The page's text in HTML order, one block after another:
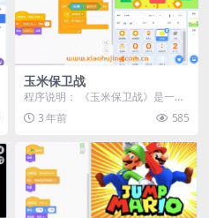
玉米保卫战
程序说明： 《玉米保卫战》是一个
基于Scratch平台开发的益智小游
戏。游戏开始...
3 年前 585